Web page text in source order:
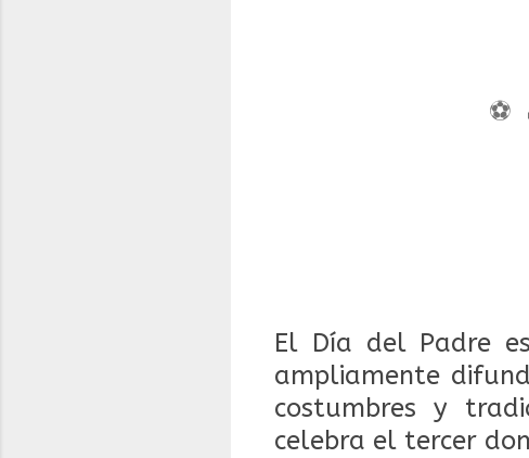
⚽
El Día del Padre
ampliamente
costumbres y
celebra el tercer